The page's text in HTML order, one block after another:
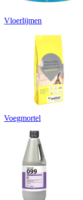
Vloerlijmen
Voegmortel